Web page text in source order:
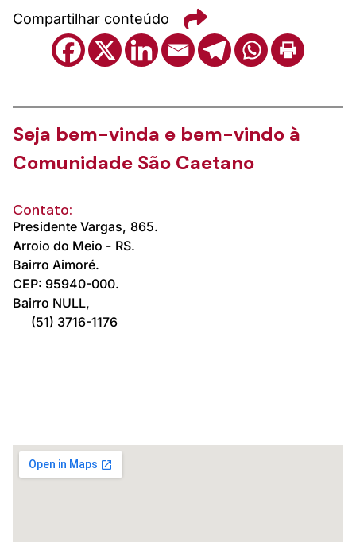
Compartilhar conteúdo
Seja bem-vinda e bem-vindo à
Comunidade São Caetano
Contato:
Presidente Vargas, 865.
Arroio do Meio - RS.
Bairro Aimoré.
CEP: 95940-000.
Bairro NULL,
(51) 3716-1176